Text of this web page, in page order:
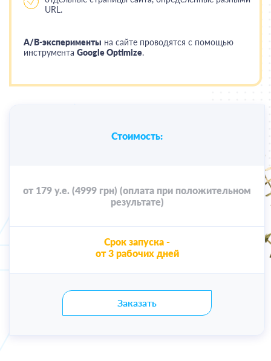
URL.
A/B-эксперименты на сайте проводятся с помощью
инструмента Google Optimize.
Стоимость:
от 179 у.е. (4999 грн) (оплата при положительном
результате)
Срок запуска -
от 3 рабочих дней
Заказать